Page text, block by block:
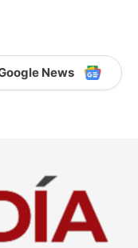
News